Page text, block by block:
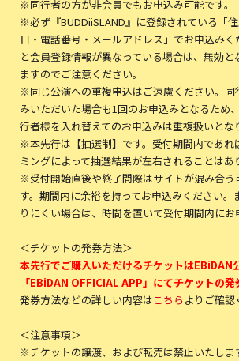
※同行者の方が非会員でもお申込み可能です。
※必ず『BUDDiiSLAND』に登録されている「
日・電話番号・メールアドレス」でお申込み
と会員登録情報が異なっている場合は、無効
ますのでご注意ください。
※同じ公演への重複申込はご遠慮ください。同
みいただいた場合も1回のお申込みとなるため
行者様を入れ替えてのお申込みは重複扱いとな
※本先行は【抽選制】です。受付期間内であれ
ミングによって抽選結果が左右されることはあ
※受付開始直後や終了間際はサイトが混み合う
す。期間内に余裕を持ってお申込みください。
りにくい場合は、時間を置いて受付期間内にお
＜チケットの発券方法＞
本先行でご購入いただけるチケットはEBiDAN
「EBiDAN OFFICIAL APP」にてチケットの発
発券方法などの詳しい内容はこちら よりご確認
＜注意事項＞
※チケットの譲渡、および転売は禁止いたしま